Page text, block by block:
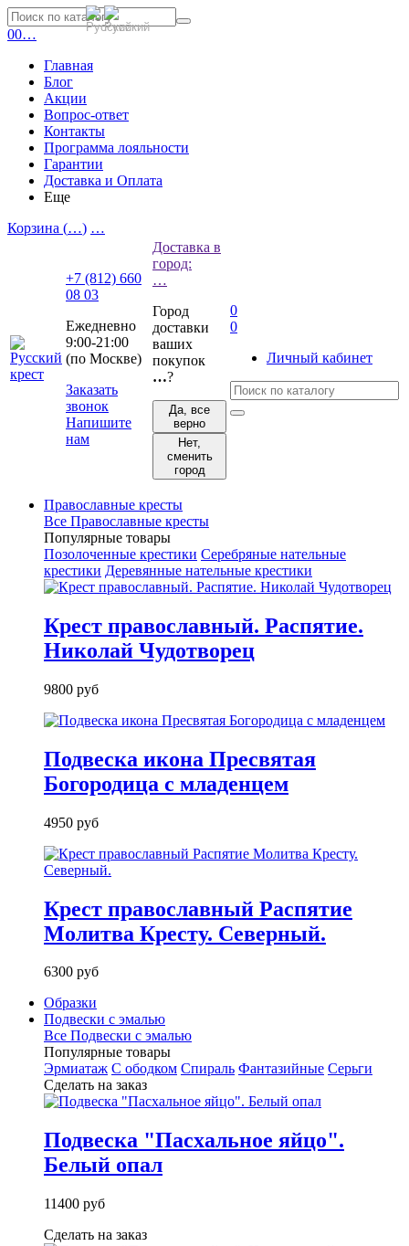
00…
Главная
Блог
Акции
Вопрос-ответ
Контакты
Программа лояльности
Гарантии
Доставка и Оплата
Еще
Корзина (…) …
+7 (812) 660
08 03
Ежедневно
9:00-21:00
(по Москве)
Заказать
звонок
Напишите
нам
Доставка в
город:
…
Город
доставки
ваших
покупок
…?
Да, все
верно
Нет,
сменить
город
0
0
Личный кабинет
Православные кресты
Все Православные кресты
Популярные товары
Позолоченные крестики Серебряные нательные
крестики Деревянные нательные крестики
Крест православный. Распятие.
Николай Чудотворец
9800 руб
Подвеска икона Пресвятая
Богородица с младенцем
4950 руб
Крест православный Распятие
Молитва Кресту. Северный.
6300 руб
Образки
Подвески с эмалью
Все Подвески с эмалью
Популярные товары
Эрмиатаж С ободком Спираль Фантазийные Серьги
Сделать на заказ
Подвеска "Пасхальное яйцо".
Белый опал
11400 руб
Сделать на заказ